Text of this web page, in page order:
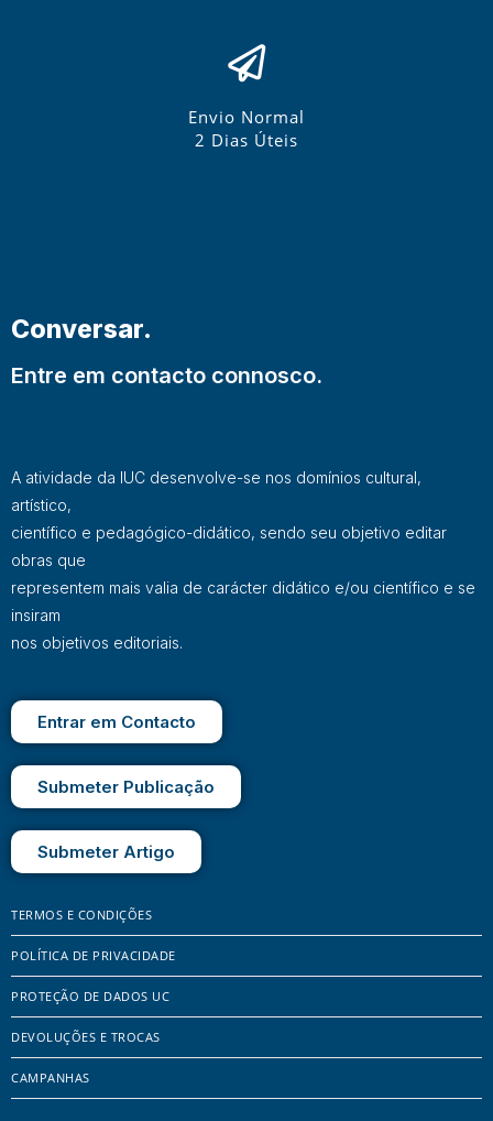
Envio Normal
2 Dias Úteis
Conversar.
Entre em contacto connosco.
A atividade da IUC desenvolve-se nos domínios cultural,
artístico,
científico e pedagógico-didático, sendo seu objetivo editar
obras que
representem mais valia de carácter didático e/ou científico e se
insiram
nos objetivos editoriais.
Entrar em Contacto
Submeter Publicação
Submeter Artigo
TERMOS E CONDIÇÕES
POLÍTICA DE PRIVACIDADE
PROTEÇÃO DE DADOS UC
DEVOLUÇÕES E TROCAS
CAMPANHAS